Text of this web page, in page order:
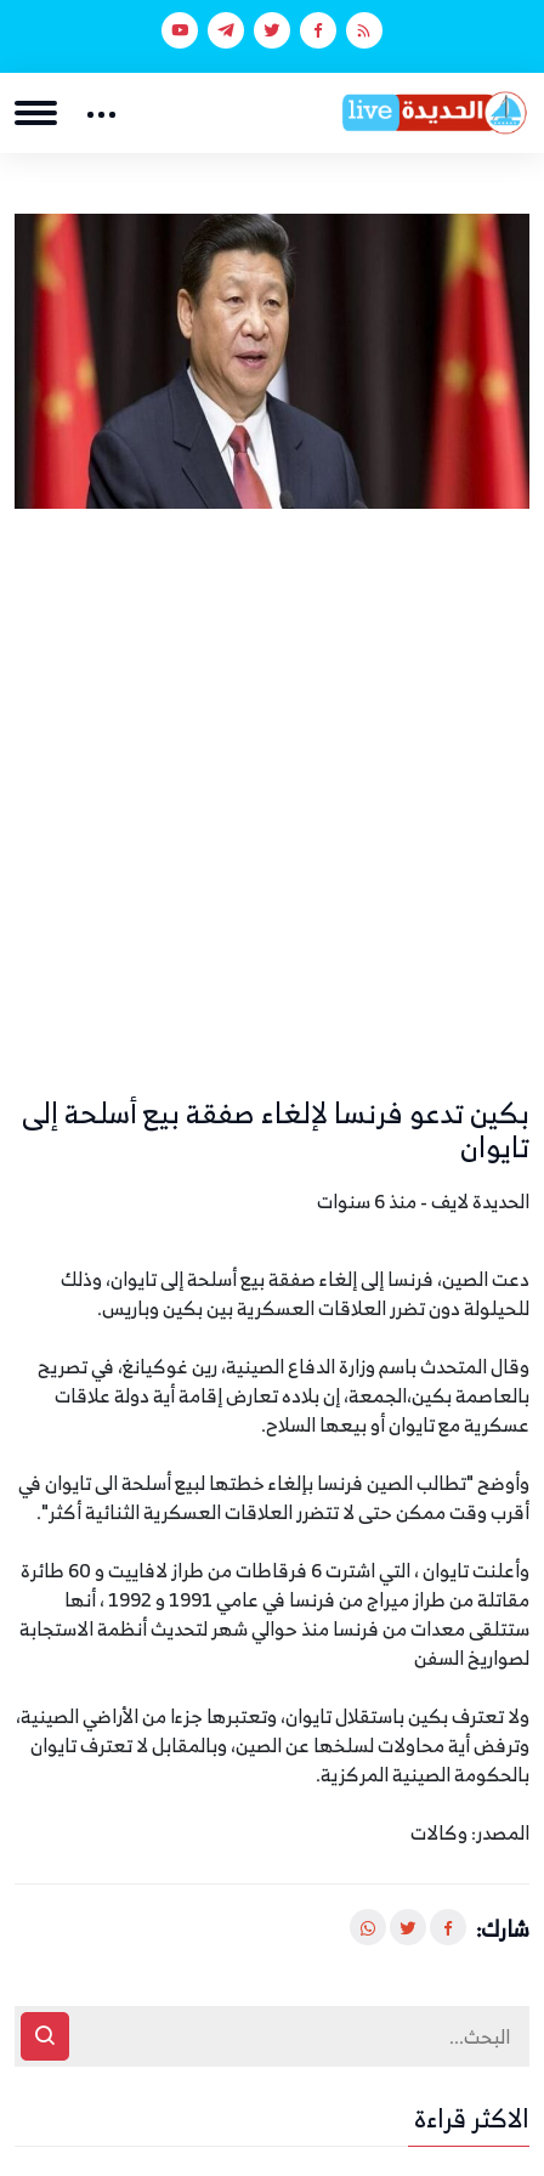
بكين تدعو فرنسا لإلغاء صفقة بيع أسلحة إلى
تايوان
الحديدة لايف - منذ 6 سنوات
دعت الصين، فرنسا إلى إلغاء صفقة بيع أسلحة إلى تايوان، وذلك
للحيلولة دون تضرر العلاقات العسكرية بين بكين وباريس.
وقال المتحدث باسم وزارة الدفاع الصينية، رين غوكيانغ، في تصريح
بالعاصمة بكين،الجمعة، إن بلاده تعارض إقامة أية دولة علاقات
عسكرية مع تايوان أو بيعها السلاح.
وأوضح "تطالب الصين فرنسا بإلغاء خطتها لبيع أسلحة الى تايوان في
أقرب وقت ممكن حتى لا تتضرر العلاقات العسكرية الثنائية أكثر".
وأعلنت تايوان ، التي اشترت 6 فرقاطات من طراز لافاييت و 60 طائرة
مقاتلة من طراز ميراج من فرنسا في عامي 1991 و 1992 ، أنها
ستتلقى معدات من فرنسا منذ حوالي شهر لتحديث أنظمة الاستجابة
لصواريخ السفن
ولا تعترف بكين باستقلال تايوان، وتعتبرها جزءا من الأراضي الصينية،
وترفض أية محاولات لسلخها عن الصين، وبالمقابل لا تعترف تايوان
بالحكومة الصينية المركزية.
المصدر: وكالات
شارك:
الاكثر قراءة